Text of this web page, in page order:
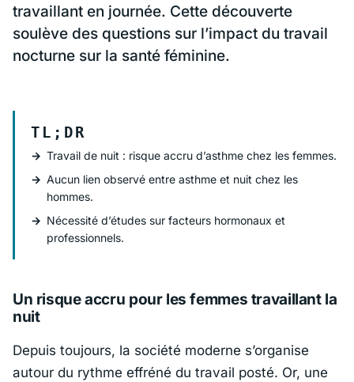
travaillant en journée. Cette découverte
soulève des questions sur l’impact du travail
nocturne sur la santé féminine.
TL;DR
Travail de nuit : risque accru d’asthme chez les femmes.
Aucun lien observé entre asthme et nuit chez les
hommes.
Nécessité d’études sur facteurs hormonaux et
professionnels.
Un risque accru pour les femmes travaillant la
nuit
Depuis toujours, la société moderne s’organise
autour du rythme effréné du travail posté. Or, une